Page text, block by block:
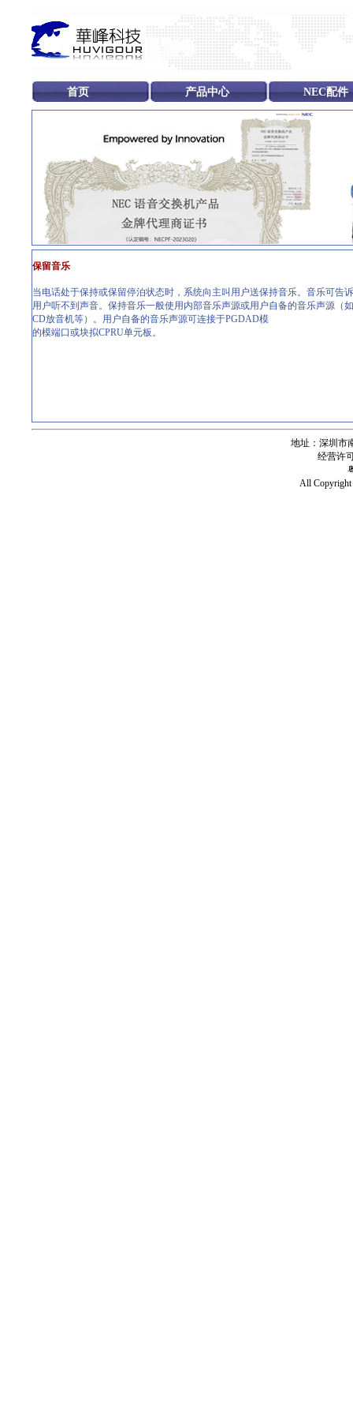
首页 产品中心 NEC配件
保留音乐
当电话处于保持或保留停泊状态时，系统向主叫用户送保持音乐。音乐可
用户听不到声音。保持音乐一般使用内部音乐声源或用户自备的音乐声源（如
CD放音机等）。用户自备的音乐声源可连接于PGDAD模
的模端口或块拟CPRU单元板。
地址：深圳市
经营许
All